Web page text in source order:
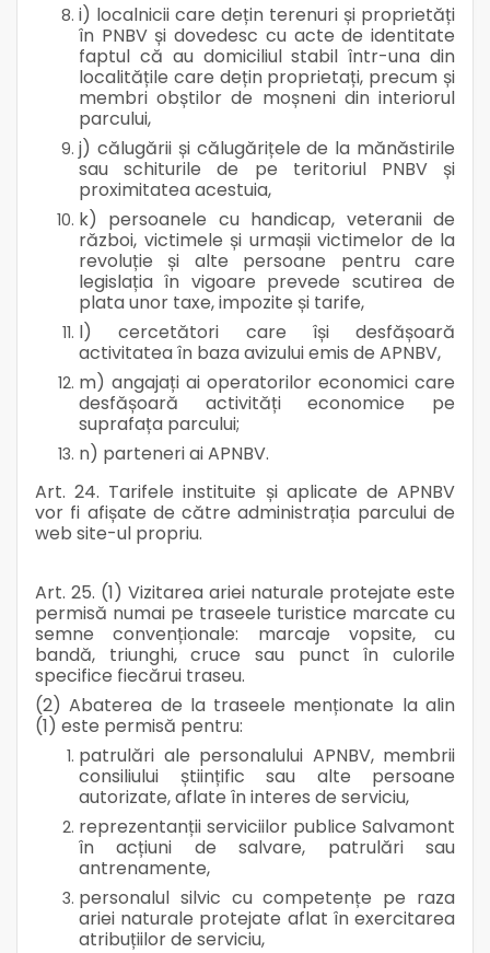
i) localnicii care dețin terenuri și proprietăți
în PNBV și dovedesc cu acte de identitate
faptul că au domiciliul stabil într-una din
localitățile care dețin proprietați, precum și
membri obștilor de moșneni din interiorul
parcului,
j) călugării și călugărițele de la mănăstirile
sau schiturile de pe teritoriul PNBV și
proximitatea acestuia,
k) persoanele cu handicap, veteranii de
război, victimele și urmașii victimelor de la
revoluție și alte persoane pentru care
legislația în vigoare prevede scutirea de
plata unor taxe, impozite și tarife,
l) cercetători care își desfășoară
activitatea în baza avizului emis de APNBV,
m) angajați ai operatorilor economici care
desfășoară activități economice pe
suprafața parcului;
n) parteneri ai APNBV.
Art. 24. Tarifele instituite și aplicate de APNBV
vor fi afișate de către administrația parcului de
web site-ul propriu.
Art. 25. (1) Vizitarea ariei naturale protejate este
permisă numai pe traseele turistice marcate cu
semne convenționale: marcaje vopsite, cu
bandă, triunghi, cruce sau punct în culorile
specifice fiecărui traseu.
(2) Abaterea de la traseele menționate la alin
(1) este permisă pentru:
patrulări ale personalului APNBV, membrii
consiliului științific sau alte persoane
autorizate, aflate în interes de serviciu,
reprezentanții serviciilor publice Salvamont
în acțiuni de salvare, patrulări sau
antrenamente,
personalul silvic cu competențe pe raza
ariei naturale protejate aflat în exercitarea
atribuțiilor de serviciu,